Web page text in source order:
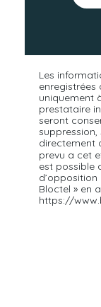
Les
enregistrées
uniquement
prestataire
seront
directement
prevu a cet
est possible
Bloctel » en
https://